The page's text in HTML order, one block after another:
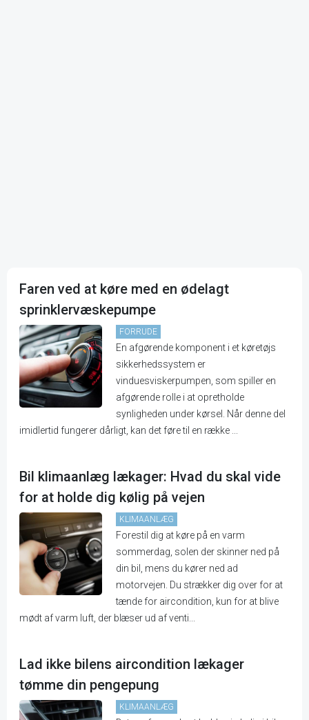
Faren ved at køre med en ødelagt
sprinklervæskepumpe
FORRUDE
En afgørende komponent i et køretøjs
sikkerhedssystem er
vinduesviskerpumpen, som spiller en
afgørende rolle i at opretholde
synligheden under kørsel. Når denne del
imidlertid fungerer dårligt, kan det føre til en række ...
Bil klimaanlæg lækager: Hvad du skal vide
for at holde dig kølig på vejen
KLIMAANLÆG
Forestil dig at køre på en varm
sommerdag, solen der skinner ned på
din bil, mens du kører ned ad
motorvejen. Du strækker dig over for at
tænde for aircondition, kun for at blive
mødt af varm luft, der blæser ud af venti...
Lad ikke bilens aircondition lækager
tømme din pengepung
KLIMAANLÆG